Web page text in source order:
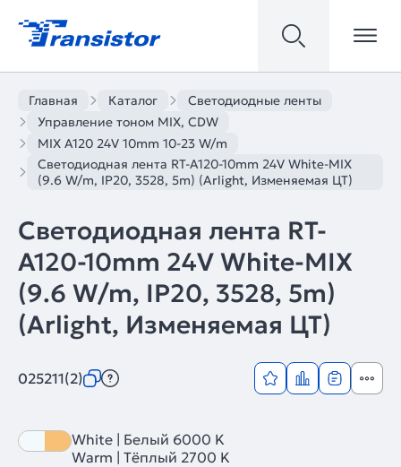
Главная Каталог
Светодиодные ленты
Управление тоном MIX, CDW
MIX A120 24V 10mm 10-23 W/m
Светодиодная лента RT-A120-10mm 24V White-MIX
(9.6 W/m, IP20, 3528, 5m) (Arlight, Изменяемая ЦТ)
Светодиодная лента RT-
A120-10mm 24V White-MIX
(9.6 W/m, IP20, 3528, 5m)
(Arlight, Изменяемая ЦТ)
025211(2)
White | Белый 6000 K
Warm | Тёплый 2700 K